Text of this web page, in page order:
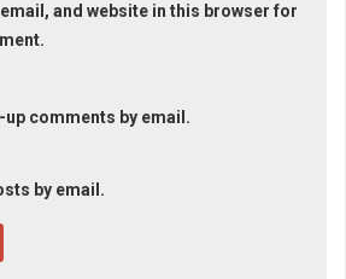
and website in this browser for
comments by email.
by email.